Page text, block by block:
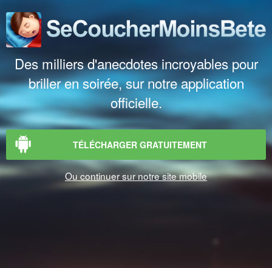
Des milliers d'anecdotes incroyables pour
briller en soirée, sur notre application
officielle.
TÉLÉCHARGER GRATUITEMENT
Ou continuer sur notre site mobile